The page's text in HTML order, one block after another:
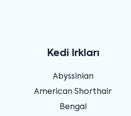
Kedi Irkları
Abyssinian
American Shorthair
Bengal